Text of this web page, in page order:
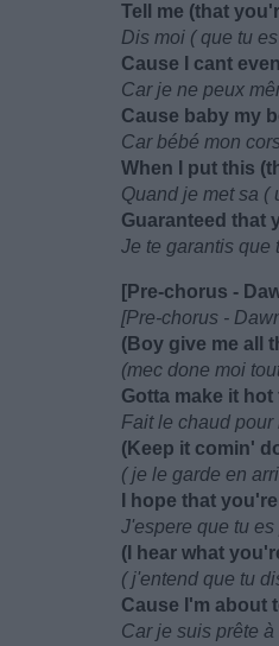
Tell me (that
Dis moi ( que tu
Cause I cant
Car je ne peux
Cause baby my
Car bébé mon
When I put this
Quand je met sa (
Guaranteed that
Je te garantis que
[Pre-chorus -
[Pre-chorus -
(Boy give me all
(mec done moi
Gotta make it hot
Fait le chaud pour
(Keep it comin'
( je le garde en
I hope that
J'espere que tu es
(I hear what
( j'entend que tu
Cause I'm about
Car je suis prête à